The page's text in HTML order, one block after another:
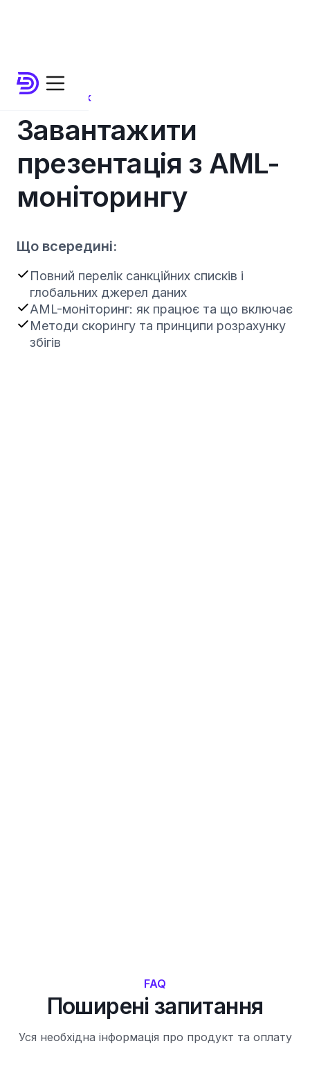
Product Deck
Завантажити
презентація з AML-
моніторингу
Що всередині:
Повний перелік санкційних списків і
глобальних джерел даних
AML-моніторинг: як працює та що включає
Методи скорингу та принципи розрахунку
збігів
FAQ
Поширені запитання
Уся необхідна інформація про продукт та оплату